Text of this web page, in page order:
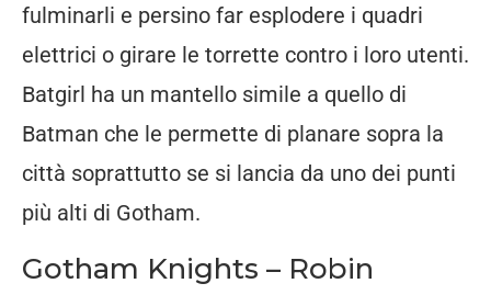
fulminarli e persino far esplodere i quadri
elettrici o girare le torrette contro i loro utenti.
Batgirl ha un mantello simile a quello di
Batman che le permette di planare sopra la
città soprattutto se si lancia da uno dei punti
più alti di Gotham.
Gotham Knights – Robin